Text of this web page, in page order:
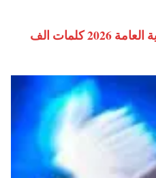
اجدد رسائل تهنئة نتيجة الثانوية العامة 2026 كلمات الف